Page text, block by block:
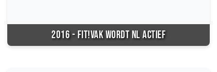
2016 - FIT!VAK WORDT NL ACTIEF